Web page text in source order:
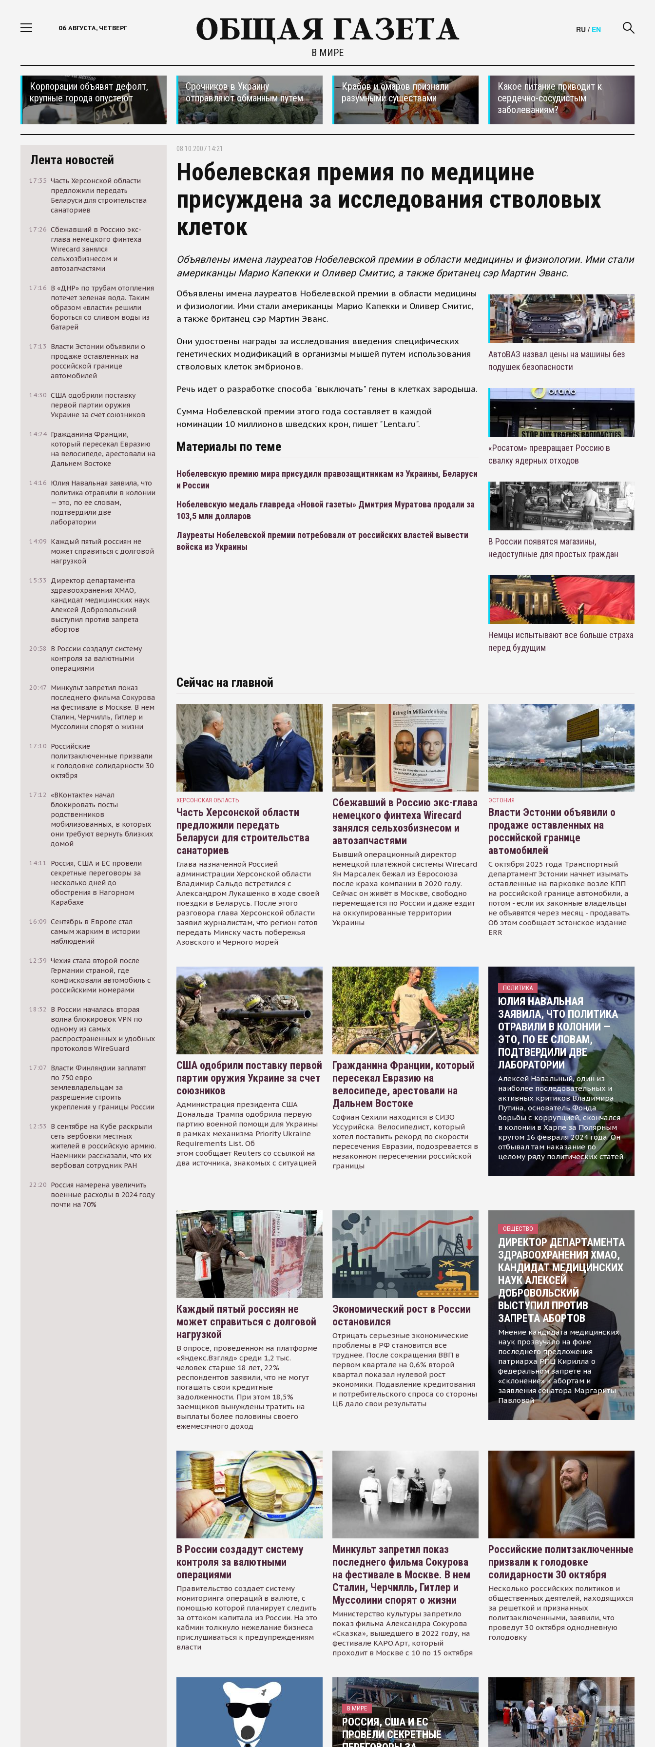
06 АВГУСТА, ЧЕТВЕРГ
В МИРЕ
RU / EN
Корпорации объявят дефолт,
крупные города опустеют
Срочников в Украину
отправляют обманным путем
Крабов и омаров признали
разумными существами
Какое питание приводит к
сердечно-сосудистым
заболеваниям?
Лента новостей
17:35 Часть Херсонской области
предложили передать
Беларуси для строительства
санаториев
17:26 Сбежавший в Россию экс-
глава немецкого финтеха
Wirecard занялся
сельхозбизнесом и
автозапчастями
17:16 В «ДНР» по трубам отопления
потечет зеленая вода. Таким
образом «власти» решили
бороться со сливом воды из
батарей
17:13
Власти Эстонии объявили о
продаже оставленных на
российской границе
автомобилей
14:30 США одобрили поставку
первой партии оружия
Украине за счет союзников
14:24 Гражданина Франции,
который пересекал Евразию
на велосипеде, арестовали на
Дальнем Востоке
14:16 Юлия Навальная заявила, что
политика отравили в колонии
— это, по ее словам,
подтвердили две
лаборатории
14:09 Каждый пятый россиян не
может справиться с долговой
нагрузкой
15:33
Директор департамента
здравоохранения ХМАО,
кандидат медицинских наук
Алексей Добровольский
выступил против запрета
абортов
20:58
В России создадут систему
контроля за валютными
операциями
20:47 Минкульт запретил показ
последнего фильма Сокурова
на фестивале в Москве. В нем
Сталин, Черчилль, Гитлер и
Муссолини спорят о жизни
17:10 Российские
политзаключенные призвали
к голодовке солидарности 30
октября
17:12 «ВКонтакте» начал
блокировать посты
родственников
мобилизованных, в которых
они требуют вернуть близких
домой
14:11
Россия, США и ЕС провели
секретные переговоры за
несколько дней до
обострения в Нагорном
Карабахе
16:09 Сентябрь в Европе стал
самым жарким в истории
наблюдений
12:39 Чехия стала второй после
Германии страной, где
конфисковали автомобиль с
российскими номерами
18:32
В России началась вторая
волна блокировок VPN по
одному из самых
распространенных и удобных
протоколов WireGuard
17:07 Власти Финляндии заплатят
по 750 евро
землевладельцам за
разрешение строить
укрепления у границы России
12:53
В сентябре на Кубе раскрыли
сеть вербовки местных
жителей в российскую армию.
Наемники рассказали, что их
вербовал сотрудник РАН
22:20 Россия намерена увеличить
военные расходы в 2024 году
почти на 70%
08.10.2007 14:21
Нобелевская премия по медицине
присуждена за исследования стволовых
клеток
Объявлены имена лауреатов Нобелевской премии в области медицины и физиологии. Ими стали
американцы Марио Капекки и Оливер Смитис, а также британец сэр Мартин Эванс.
Объявлены имена лауреатов Нобелевской премии в области медицины
и физиологии. Ими стали американцы Марио Капекки и Оливер Смитис,
а также британец сэр Мартин Эванс.
Они удостоены награды за исследования введения специфических
генетических модификаций в организмы мышей путем использования
стволовых клеток эмбрионов.
Речь идет о разработке способа "выключать" гены в клетках зародыша.
Сумма Нобелевской премии этого года составляет в каждой
номинации 10 миллионов шведских крон, пишет "Lenta.ru".
Материалы по теме
Нобелевскую премию мира присудили правозащитникам из Украины, Беларуси
и России
Нобелевскую медаль главреда «Новой газеты» Дмитрия Муратова продали за
103,5 млн долларов
Лауреаты Нобелевской премии потребовали от российских властей вывести
войска из Украины
АвтоВАЗ назвал цены на машины без
подушек безопасности
«Росатом» превращает Россию в
свалку ядерных отходов
В России появятся магазины,
недоступные для простых граждан
Немцы испытывают все больше страха
перед будущим
Сейчас на главной
ХЕРСОНСКАЯ ОБЛАСТЬ
Часть Херсонской области
предложили передать
Беларуси для строительства
санаториев
Глава назначенной Россией
администрации Херсонской области
Владимир Сальдо встретился с
Александром Лукашенко в ходе своей
поездки в Беларусь. После этого
разговора глава Херсонской области
заявил журналистам, что регион готов
передать Минску часть побережья
Азовского и Черного морей
Сбежавший в Россию экс-глава
немецкого финтеха Wirecard
занялся сельхозбизнесом и
автозапчастями
Бывший операционный директор
немецкой платёжной системы Wirecard
Ян Марсалек бежал из Евросоюза
после краха компании в 2020 году.
Сейчас он живёт в Москве, свободно
перемещается по России и даже ездит
на оккупированные территории
Украины
ЭСТОНИЯ
Власти Эстонии объявили о
продаже оставленных на
российской границе
автомобилей
С октября 2025 года Транспортный
департамент Эстонии начнет изымать
оставленные на парковке возле КПП
на российской границе автомобили, а
потом - если их законные владельцы
не объявятся через месяц - продавать.
Об этом сообщает эстонское издание
ERR
США одобрили поставку первой
партии оружия Украине за счет
союзников
Администрация президента США
Дональда Трампа одобрила первую
партию военной помощи для Украины
в рамках механизма Priority Ukraine
Requirements List. Об
этом сообщает Reuters со ссылкой на
два источника, знакомых с ситуацией
Гражданина Франции, который
пересекал Евразию на
велосипеде, арестовали на
Дальнем Востоке
Софиан Сехили находится в СИЗО
Уссурийска. Велосипедист, который
хотел поставить рекорд по скорости
пересечения Евразии, подозревается в
незаконном пересечении российской
границы
ПОЛИТИКА
ЮЛИЯ НАВАЛЬНАЯ
ЗАЯВИЛА, ЧТО ПОЛИТИКА
ОТРАВИЛИ В КОЛОНИИ —
ЭТО, ПО ЕЕ СЛОВАМ,
ПОДТВЕРДИЛИ ДВЕ
ЛАБОРАТОРИИ
Алексей Навальный, один из
наиболее последовательных и
активных критиков Владимира
Путина, основатель Фонда
борьбы с коррупцией, скончался
в колонии в Харпе за Полярным
кругом 16 февраля 2024 года. Он
отбывал там наказание по
целому ряду политических статей
Каждый пятый россиян не
может справиться с долговой
нагрузкой
В опросе, проведенном на платформе
«Яндекс.Взгляд» среди 1,2 тыс.
человек старше 18 лет, 22%
респондентов заявили, что не могут
погашать свои кредитные
задолженности. При этом 18,5%
заемщиков вынуждены тратить на
выплаты более половины своего
ежемесячного доход
Экономический рост в России
остановился
Отрицать серьезные экономические
проблемы в РФ становится все
труднее. После сокращения ВВП в
первом квартале на 0,6% второй
квартал показал нулевой рост
экономики. Подавление кредитования
и потребительского спроса со стороны
ЦБ дало свои результаты
ОБЩЕСТВО
ДИРЕКТОР ДЕПАРТАМЕНТА
ЗДРАВООХРАНЕНИЯ ХМАО,
КАНДИДАТ МЕДИЦИНСКИХ
НАУК АЛЕКСЕЙ
ДОБРОВОЛЬСКИЙ
ВЫСТУПИЛ ПРОТИВ
ЗАПРЕТА АБОРТОВ
Мнение кандидата медицинских
наук прозвучало на фоне
последнего предложения
патриарха РПЦ Кирилла о
федеральном запрете на
«склонение» к абортам и
заявления сенатора Маргариты
Павловой
В России создадут систему
контроля за валютными
операциями
Правительство создает систему
мониторинга операций в валюте, с
помощью которой планирует следить
за оттоком капитала из России. На это
кабмин толкнуло нежелание бизнеса
прислушиваться к предупреждениям
власти
Минкульт запретил показ
последнего фильма Сокурова
на фестивале в Москве. В нем
Сталин, Черчилль, Гитлер и
Муссолини спорят о жизни
Министерство культуры запретило
показ фильма Александра Сокурова
«Сказка», вышедшего в 2022 году, на
фестивале КАРО.Арт, который
проходит в Москве с 10 по 15 октября
Российские политзаключенные
призвали к голодовке
солидарности 30 октября
Несколько российских политиков и
общественных деятелей, находящихся
за решеткой и признанных
политзаключенными, заявили, что
проведут 30 октября однодневную
голодовку
В МИРЕ
РОССИЯ, США И ЕС
ПРОВЕЛИ СЕКРЕТНЫЕ